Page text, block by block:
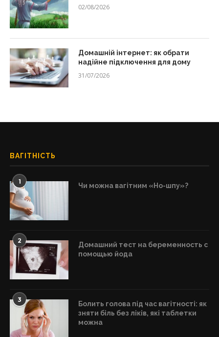
02/08/2026
Домашній інтернет: як обрати
надійне підключення для дому
31/07/2026
ВАГІТНІСТЬ
1 Чи можна вагітним «Но-шпу»?
2
Домашний тест на беременность с
помощью йода
3
Болить голова під час вагітності: як
зняти біль без ліків, які таблетки
можна